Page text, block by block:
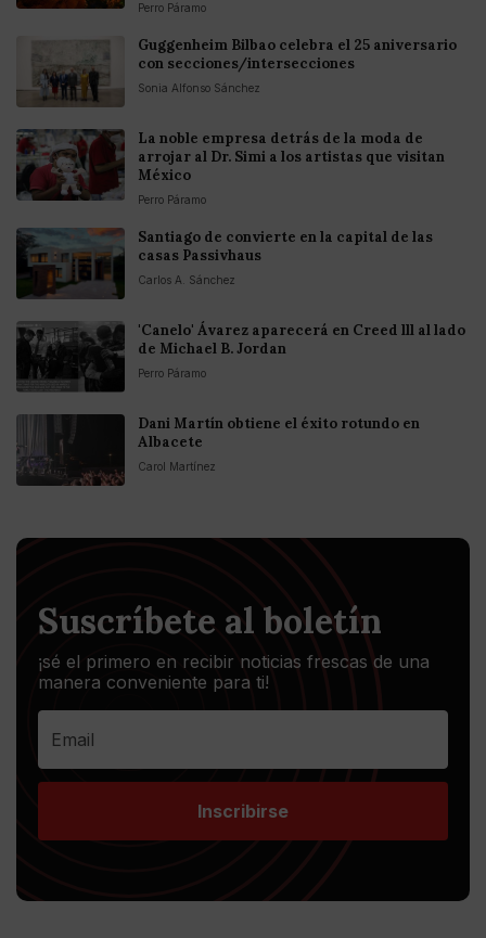
Perro Páramo
Guggenheim Bilbao celebra el 25 aniversario
con secciones/intersecciones
Sonia Alfonso Sánchez
La noble empresa detrás de la moda de
arrojar al Dr. Simi a los artistas que visitan
México
Perro Páramo
Santiago de convierte en la capital de las
casas Passivhaus
Carlos A. Sánchez
'Canelo' Ávarez aparecerá en Creed lll al lado
de Michael B. Jordan
Perro Páramo
Dani Martín obtiene el éxito rotundo en
Albacete
Carol Martínez
Suscríbete al boletín
¡sé el primero en recibir noticias frescas de una
manera conveniente para ti!
Inscribirse